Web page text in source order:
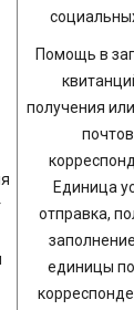
Помощь в
получения
Единица
отправка,
единицы